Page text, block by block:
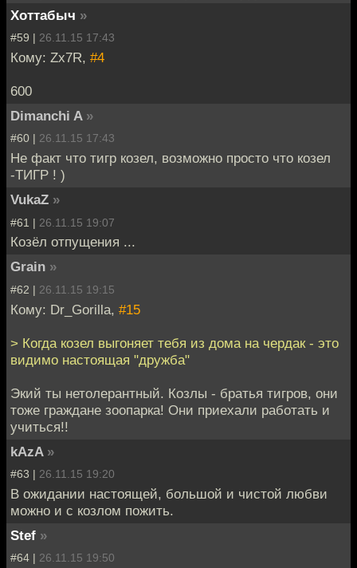
Хоттабыч »
#59 | 26.11.15 17:43
Кому: Zx7R, #4
600
Dimanchi A »
#60 | 26.11.15 17:43
Не факт что тигр козел, возможно просто что козел
-ТИГР ! )
VukaZ »
#61 | 26.11.15 19:07
Козёл отпущения ...
Grain »
#62 | 26.11.15 19:15
Кому: Dr_Gorilla, #15
> Когда козел выгоняет тебя из дома на чердак - это
видимо настоящая "дружба"
Экий ты нетолерантный. Козлы - братья тигров, они
тоже граждане зоопарка! Они приехали работать и
учиться!!
kAzA »
#63 | 26.11.15 19:20
В ожидании настоящей, большой и чистой любви
можно и с козлом пожить.
Stef »
#64 | 26.11.15 19:50